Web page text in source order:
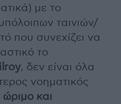
με το
ταινιών/
που συνεχίζει να
το
, δεν είναι όλα
νοηματικός
και